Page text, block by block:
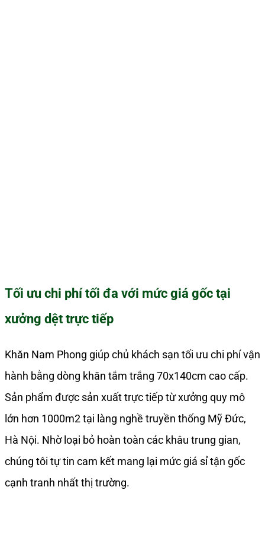
Tối ưu chi phí tối đa với mức giá gốc tại
xưởng dệt trực tiếp
Khăn Nam Phong giúp chủ khách sạn tối ưu chi phí vận
hành bằng dòng khăn tắm trắng 70x140cm cao cấp.
Sản phẩm được sản xuất trực tiếp từ xưởng quy mô
lớn hơn 1000m2 tại làng nghề truyền thống Mỹ Đức,
Hà Nội. Nhờ loại bỏ hoàn toàn các khâu trung gian,
chúng tôi tự tin cam kết mang lại mức giá sỉ tận gốc
cạnh tranh nhất thị trường.